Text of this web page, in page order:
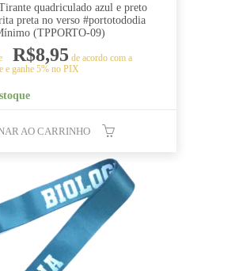
quadriculado azul e preto
preta no verso #portotododia
(TPPORTO-09)
R$8,95 de acordo com a
e ganhe 5% no PIX
AO CARRINHO